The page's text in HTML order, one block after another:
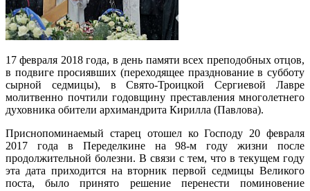
17 февраля 2018 года, в день памяти всех преподобных отцов,
в подвиге просиявших (переходящее празднование в субботу
сырной седмицы), в Свято-Троицкой Сергиевой Лавре
молитвенно почтили годовщину преставления многолетнего
духовника обители архимандрита Кирилла (Павлова).
Приснопоминаемый старец отошел ко Господу 20 февраля
2017 года в Переделкине на 98-м году жизни после
продолжительной болезни. В связи с тем, что в текущем году
эта дата приходится на вторник первой седмицы Великого
поста, было принято решение перенести поминовение